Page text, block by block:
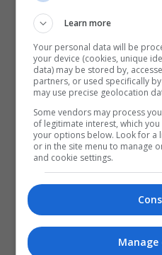
160 "مكيف هواء" في
Learn more
Your personal data will be
your device (cookies, unique
data) may be stored by,
partners, or used specifically
may use precise geolocation
Some vendors may process
of legitimate interest, which
your options below. Look for a
or in the site menu to manage
and cookie settings.